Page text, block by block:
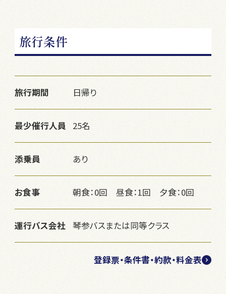
旅行条件
旅行期間 日帰り
最少催行人員 25名
添乗員 あり
お食事 朝食：0回 昼食：1回 夕食：0回
運行バス会社 琴参バスまたは同等クラス
登録票・条件書・約款・料金表